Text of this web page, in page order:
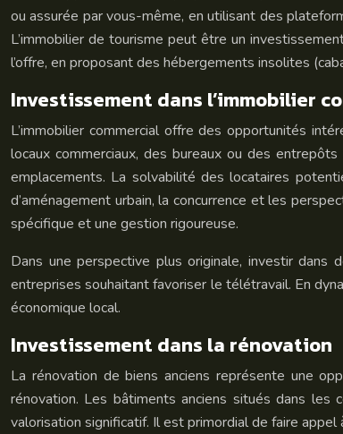
ou assurée par vous-même, en utilisant des
L’immobilier de tourisme peut être un
l’offre, en proposant des hébergements insolites
Investissement dans l’immobilier
L’immobilier commercial offre des opportunités
locaux commerciaux, des bureaux ou des
emplacements. La solvabilité des locataires
d’aménagement urbain, la concurrence et les
spécifique et une gestion rigoureuse.
Dans une perspective plus originale, investir dans
entreprises souhaitant favoriser le télétravail. En
économique local.
Investissement dans la rénovation
La rénovation de biens anciens représente une
rénovation. Les bâtiments anciens situés dans
valorisation significatif. Il est primordial de faire